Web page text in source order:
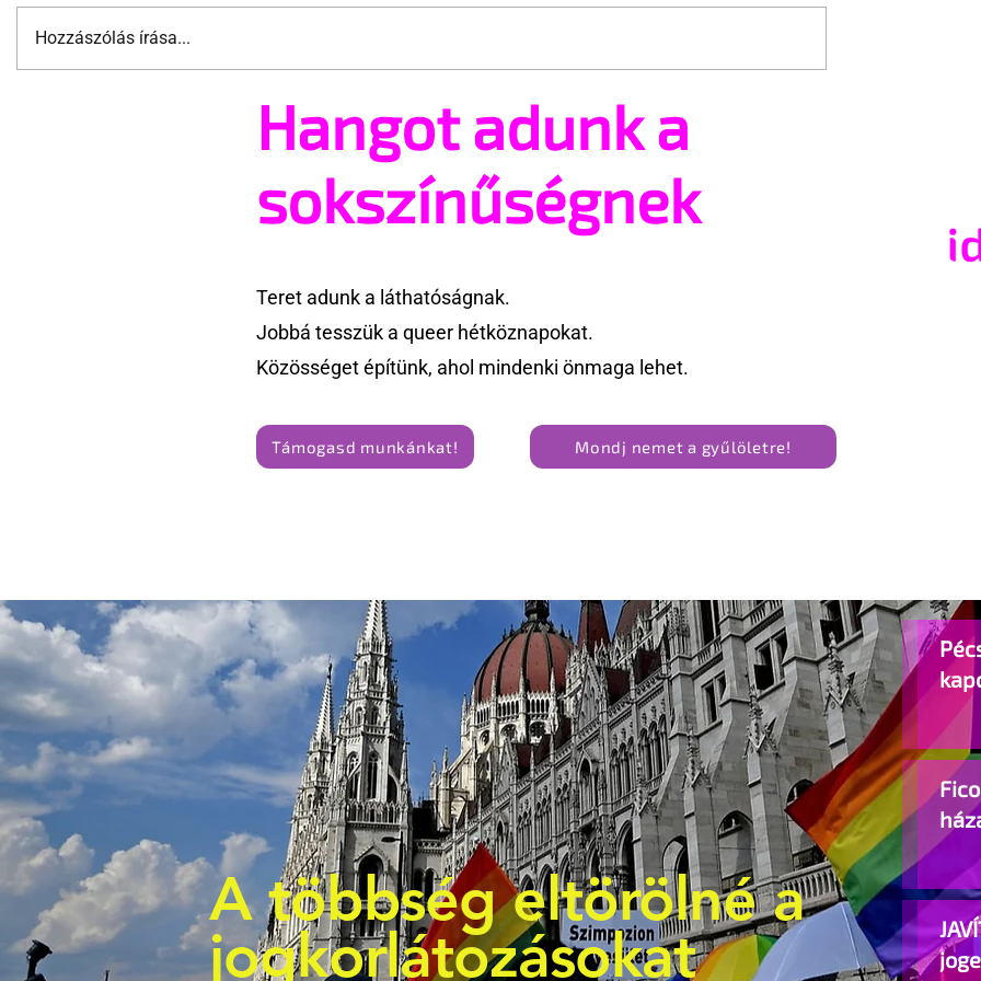
A mellrákszűrésről senki sem
beszél a mellkasi műtétek
Támogathatsz és ajánlhatsz:
Te is részt vehetsz a Pécs
Pride megvalósításában
Hozzászólás írása...
Hangot adunk a
sokszínűségnek
Teret adunk a láthatóságnak.
Jobbá tesszük a queer hétköznapokat.
Közösséget építünk, ahol mindenki önmaga lehet.
Támogasd munkánkat! Mondj nemet a gyűlöletre!
A többség eltörölné a
jogkorlátozásokat